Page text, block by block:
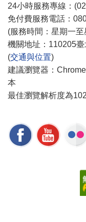
24小時服務專線：
免付費服務電話：
(服務時間：星期一
機關地址：110205
(交通與位置)
建議瀏覽器：
本
最佳瀏覽解析度為